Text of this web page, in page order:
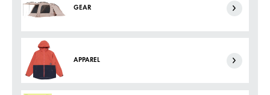
GEAR
APPAREL